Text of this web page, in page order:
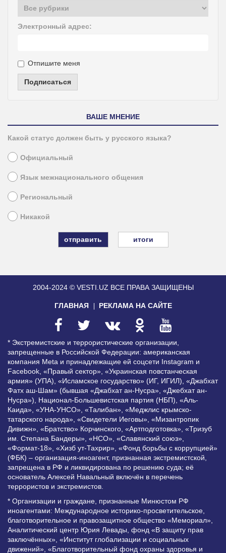
Электронный адрес:
Отпишите меня
Подписаться
ВАШЕ МНЕНИЕ
Какой статус должен быть у русского языка?
Официальный
Язык межнационального общения
Региональный
Никакой
итоги
2004-2024 © VESTI.UZ ВСЕ ПРАВА ЗАЩИЩЕНЫ
ГЛАВНАЯ РЕКЛАМА НА САЙТЕ
* Экстремистские и террористические организации,
запрещенные в Российской Федерации: американская
компания Meta и принадлежащие ей соцсети Instagram и
Facebook, «Правый сектор», «Украинская повстанческая
армия» (УПА), «Исламское государство» (ИГ, ИГИЛ), «Джабхат
Фатх аш-Шам» (бывшая «Джабхат ан-Нусра», «Джебхат ан-
Нусра»), Национал-Большевистская партия (НБП), «Аль-
Каида», «УНА-УНСО», «Талибан», «Меджлис крымско-
татарского народа», «Свидетели Иеговы», «Мизантропик
Дивижн», «Братство» Корчинского, «Артподготовка», «Тризуб
им. Степана Бандеры», «НСО», «Славянский союз»,
«Формат-18», «Хизб ут-Тахрир», «Фонд борьбы с коррупцией»
(ФБК) – организация-иноагент, признанная экстремистской,
запрещена в РФ и ликвидирована по решению суда; её
основатель Алексей Навальный включён в перечень
террористов и экстремистов.
* Организации и граждане, признанные Минюстом РФ
иноагентами: Международное историко-просветительское,
благотворительное и правозащитное общество «Мемориал»,
Аналитический центр Юрия Левады, фонд «В защиту прав
заключённых», «Институт глобализации и социальных
движений», «Благотворительный фонд охраны здоровья и